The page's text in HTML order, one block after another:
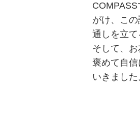
がけ、こ
通しを立て
そして、
褒めて自
いきました